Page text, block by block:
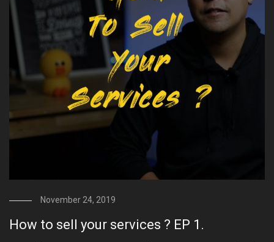
November 24, 2019
How to sell your services ? EP 1.